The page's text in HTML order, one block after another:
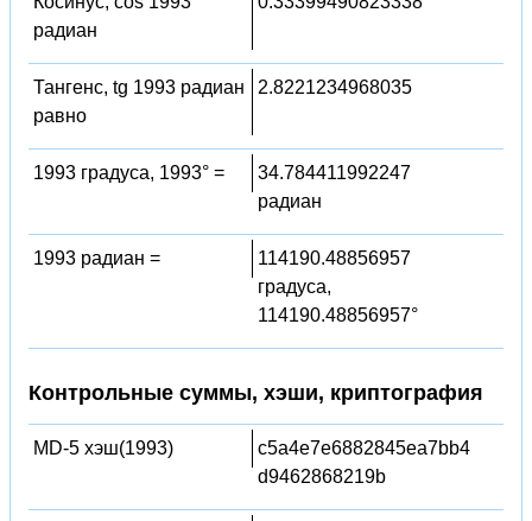
радиан
Тангенс, tg 1993 радиан
равно
2.8221234968035
1993 градуса, 1993° =
34.784411992247
радиан
1993 радиан =
114190.48856957
градуса,
114190.48856957°
Контрольные суммы, хэши, криптография
MD-5 хэш(1993)
c5a4e7e6882845ea7bb4
d9462868219b